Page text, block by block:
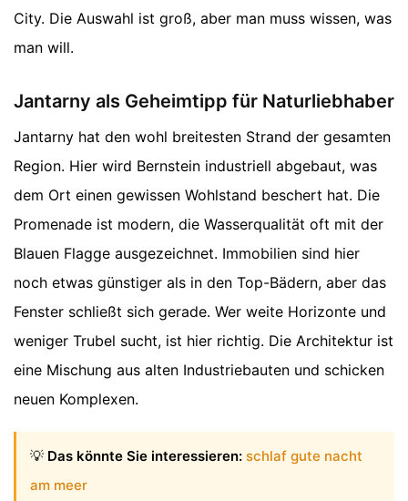
City. Die Auswahl ist groß, aber man muss wissen, was
man will.
Jantarny als Geheimtipp für Naturliebhaber
Jantarny hat den wohl breitesten Strand der gesamten
Region. Hier wird Bernstein industriell abgebaut, was
dem Ort einen gewissen Wohlstand beschert hat. Die
Promenade ist modern, die Wasserqualität oft mit der
Blauen Flagge ausgezeichnet. Immobilien sind hier
noch etwas günstiger als in den Top-Bädern, aber das
Fenster schließt sich gerade. Wer weite Horizonte und
weniger Trubel sucht, ist hier richtig. Die Architektur ist
eine Mischung aus alten Industriebauten und schicken
neuen Komplexen.
💡 Das könnte Sie interessieren: schlaf gute nacht
am meer